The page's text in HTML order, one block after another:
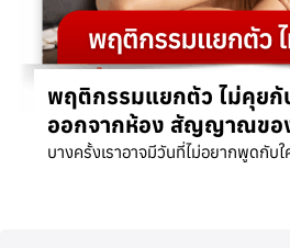
พฤติกรรมแยกตัว ไม่คุยกั
ออกจากห้อง สัญญาณของ